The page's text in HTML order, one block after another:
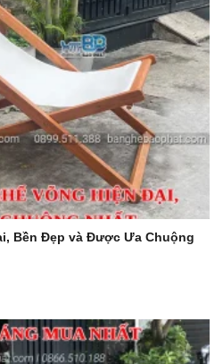
Bền Đẹp và Được Ưa Chuộng